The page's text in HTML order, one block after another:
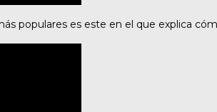
populares es este en el que explica